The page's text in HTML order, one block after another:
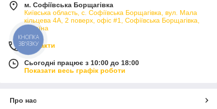
м. Софіївська Борщагівка
Київська область, с. Софіївська Борщагівка, вул. Мала
кільцева 4А, 2 поверх, офіс #1, Софіївська Борщагівка,
Україна
Контакти
Сьогодні працює з 10:00 до 18:00
Показати весь графік роботи
Про нас
КНОПКА
ЗВ'ЯЗКУ